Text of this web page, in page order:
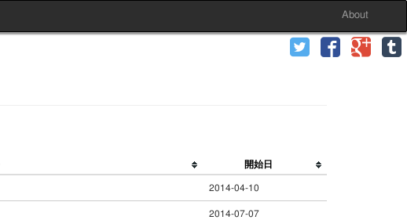
About
開始日
2014-04-10
2014-07-07